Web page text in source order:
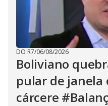
DO R7/06/08/2026
Boliviano
pular de janela
cárcere